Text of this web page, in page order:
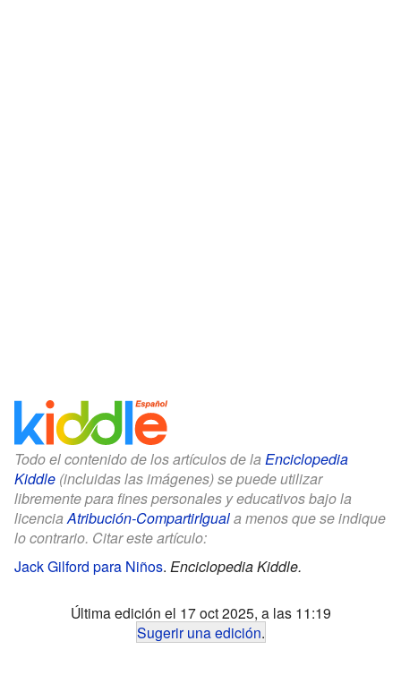
Todo el contenido de los artículos de la Enciclopedia
Kiddle (incluidas las imágenes) se puede utilizar
libremente para fines personales y educativos bajo la
licenciaAtribución-CompartirIguala menos que se indique
lo contrario. Citar este artículo:
Jack Gilford para Niños. Enciclopedia Kiddle.
Última edición el 17 oct 2025, a las 11:19
Sugerir una edición.